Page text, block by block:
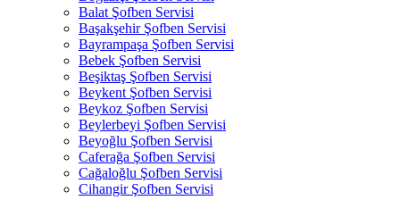
Balat Şofben Servisi
Başakşehir Şofben Servisi
Bayrampaşa Şofben Servisi
Bebek Şofben Servisi
Beşiktaş Şofben Servisi
Beykent Şofben Servisi
Beykoz Şofben Servisi
Beylerbeyi Şofben Servisi
Beyoğlu Şofben Servisi
Caferağa Şofben Servisi
Cağaloğlu Şofben Servisi
Cihangir Şofben Servisi